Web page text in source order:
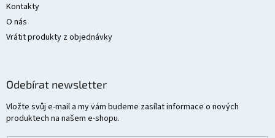
Kontakty
O nás
Vrátit produkty z objednávky
Odebírat newsletter
Vložte svůj e-mail a my vám budeme zasílat informace o nových
produktech na našem e-shopu.